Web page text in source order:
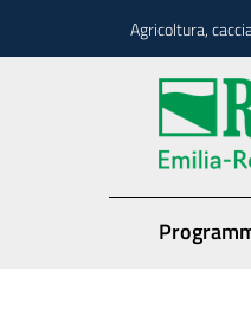
Agricoltura,